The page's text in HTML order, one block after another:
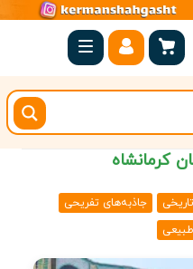
کرمانشاه
جاذبه‌های تفریحی